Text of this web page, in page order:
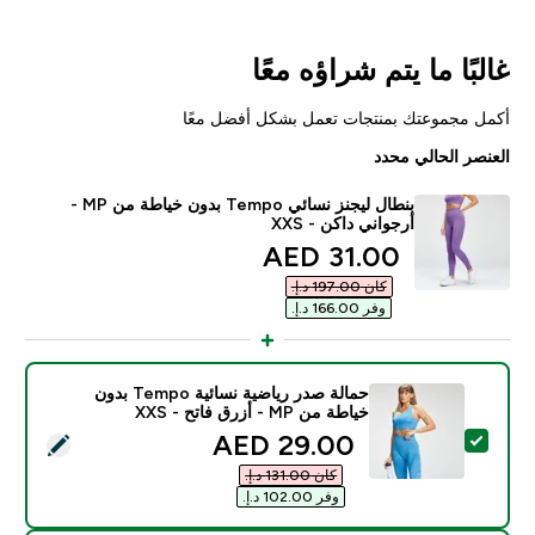
غالبًا ما يتم شراؤه معًا
أكمل مجموعتك بمنتجات تعمل بشكل أفضل معًا
العنصر الحالي محدد
بنطال ليجنز نسائي Tempo بدون خياطة من MP -
أرجواني داكن - XXS
discounted price
31.00 AED‎
كان ‏197.00 د.إ.‏‎
وفر ‏166.00 د.إ.‏‎
تحديد هذا المنتج - حمالة صدر رياضية نسائية Tempo بدون خياطة من MP - أزرق فاتح - XXS
حمالة صدر رياضية نسائية Tempo بدون
خياطة من MP - أزرق فاتح - XXS
discounted price
29.00 AED‎
كان ‏131.00 د.إ.‏‎
وفر ‏102.00 د.إ.‏‎